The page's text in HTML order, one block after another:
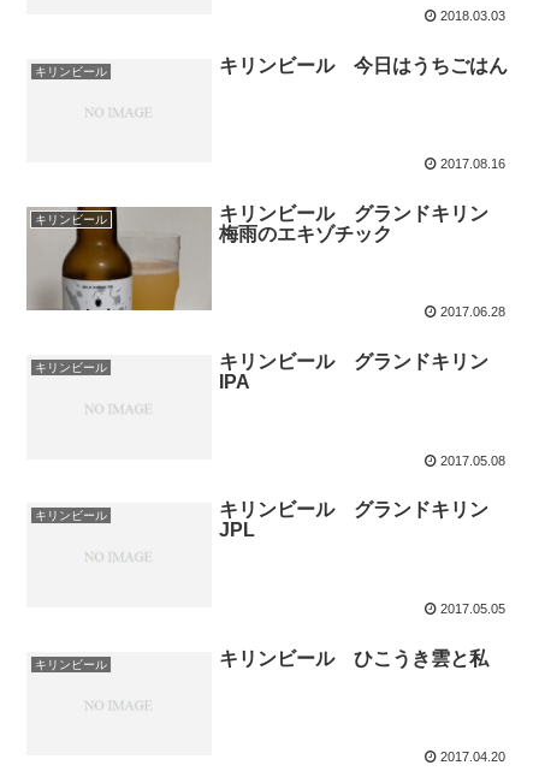
2018.03.03
キリンビール キリンビール 今日はうちごはん
2017.08.16
キリンビール
キリンビール グランドキリン
梅雨のエキゾチック
2017.06.28
キリンビール
キリンビール グランドキリン
IPA
2017.05.08
キリンビール
キリンビール グランドキリン
JPL
2017.05.05
キリンビール キリンビール ひこうき雲と私
2017.04.20